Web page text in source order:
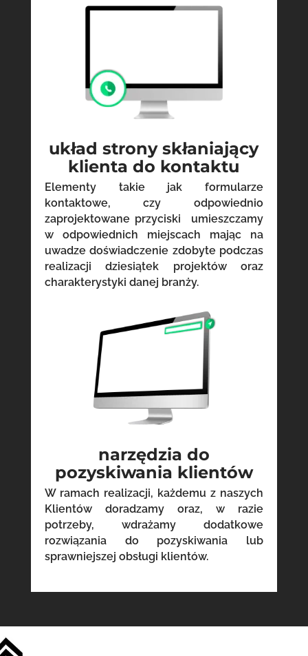
układ strony skłaniający
klienta do kontaktu
Elementy takie jak formularze
kontaktowe, czy odpowiednio
zaprojektowane przyciski umieszczamy
w odpowiednich miejscach mając na
uwadze doświadczenie zdobyte podczas
realizacji dziesiątek projektów oraz
charakterystyki danej branży.
narzędzia do
pozyskiwania klientów
W ramach realizacji, każdemu z naszych
Klientów doradzamy oraz, w razie
potrzeby, wdrażamy dodatkowe
rozwiązania do pozyskiwania lub
sprawniejszej obsługi klientów.